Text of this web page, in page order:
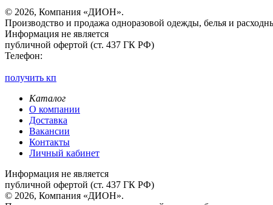
© 2026, Компания «ДИОН».
Производство и продажа одноразовой одежды, белья и
Информация не является
публичной офертой (ст. 437 ГК РФ)
Телефон:
получить кп
Каталог
О компании
Доставка
Вакансии
Контакты
Личный кабинет
Информация не является
публичной офертой (ст. 437 ГК РФ)
© 2026, Компания «ДИОН».